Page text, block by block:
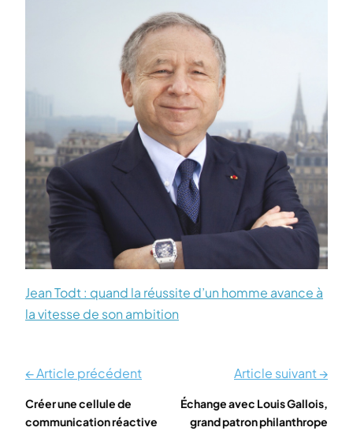
Jean Todt : quand la réussite d’un homme avance à
la vitesse de son ambition
← Article précédent
Créer une cellule de
communication réactive
Article suivant →
Échange avec Louis Gallois,
grand patron philanthrope